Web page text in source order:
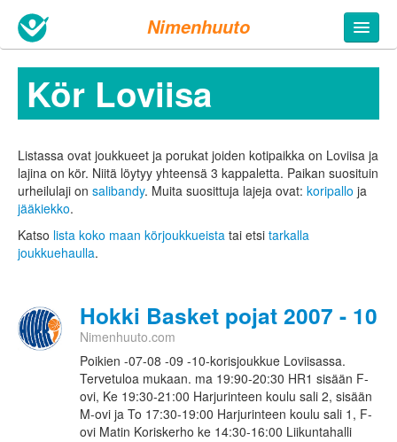
Nimenhuuto
Kör Loviisa
Listassa ovat joukkueet ja porukat joiden kotipaikka on Loviisa ja
lajina on kör. Niitä löytyy yhteensä 3 kappaletta. Paikan suosituin
urheilulaji on salibandy. Muita suosittuja lajeja ovat: koripallo ja
jääkiekko.
Katso lista koko maan körjoukkueista tai etsi tarkalla
joukkuehaulla.
Hokki Basket pojat 2007 - 10
Nimenhuuto.com
Poikien -07-08 -09 -10-korisjoukkue Loviisassa.
Tervetuloa mukaan. ma 19:90-20:30 HR1 sisään F-
ovi, Ke 19:30-21:00 Harjurinteen koulu sali 2, sisään
M-ovi ja To 17:30-19:00 Harjurinteen koulu sali 1, F-
ovi Matin Koriskerho ke 14:30-16:00 Liikuntahalli